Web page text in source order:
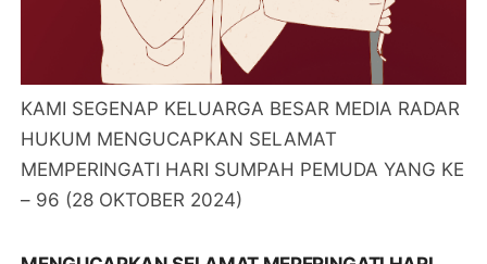
KAMI SEGENAP KELUARGA BESAR MEDIA RADAR
HUKUM MENGUCAPKAN SELAMAT
MEMPERINGATI HARI SUMPAH PEMUDA YANG KE
– 96 (28 OKTOBER 2024)